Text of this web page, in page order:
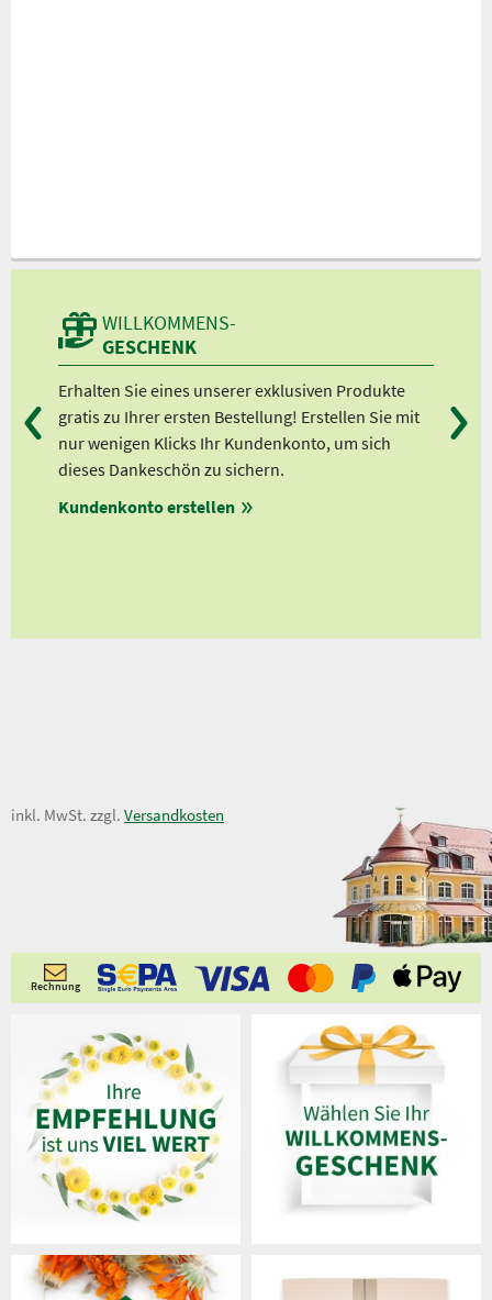
WILLKOMMENS-
GESCHENK
Erhalten Sie eines unserer exklusiven Produkte
gratis zu Ihrer ersten Bestellung! Erstellen Sie mit
nur wenigen Klicks Ihr Kundenkonto, um sich
dieses Dankeschön zu sichern.
Kundenkonto erstellen
Ab
23,50 €
inkl. MwSt. zzgl. Versandkosten
Rechnung